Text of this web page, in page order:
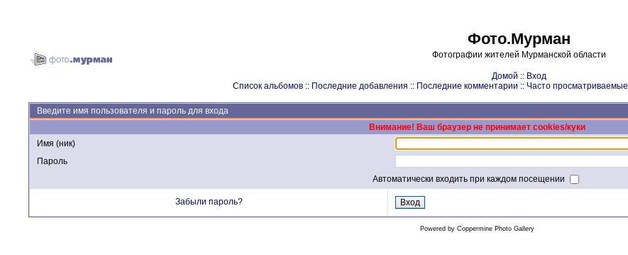
Фото.Мурман
Фотографии жителей Мурманской области
Домой :: Вход
Список альбомов:: Последние добавления :: Последние комментарии :: Часто просматриваемые
Введите имя пользователя и пароль для входа
Внимание! Ваш браузер не принимает cookies/куки
Имя (ник)
Пароль
Автоматически входить при каждом посещении
Забыли пароль?
Powered by Coppermine Photo Gallery